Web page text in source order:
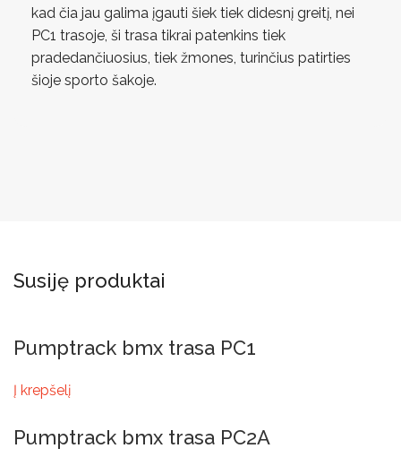
kad čia jau galima įgauti šiek tiek didesnį greitį, nei
PC1 trasoje, ši trasa tikrai patenkins tiek
pradedančiuosius, tiek žmones, turinčius patirties
šioje sporto šakoje.
Susiję produktai
Pumptrack bmx trasa PC1
Į krepšelį
Pumptrack bmx trasa PC2A